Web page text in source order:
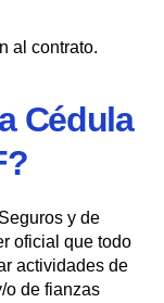
al contrato.
Cédula
y de
oficial que todo
actividades de
o de fianzas